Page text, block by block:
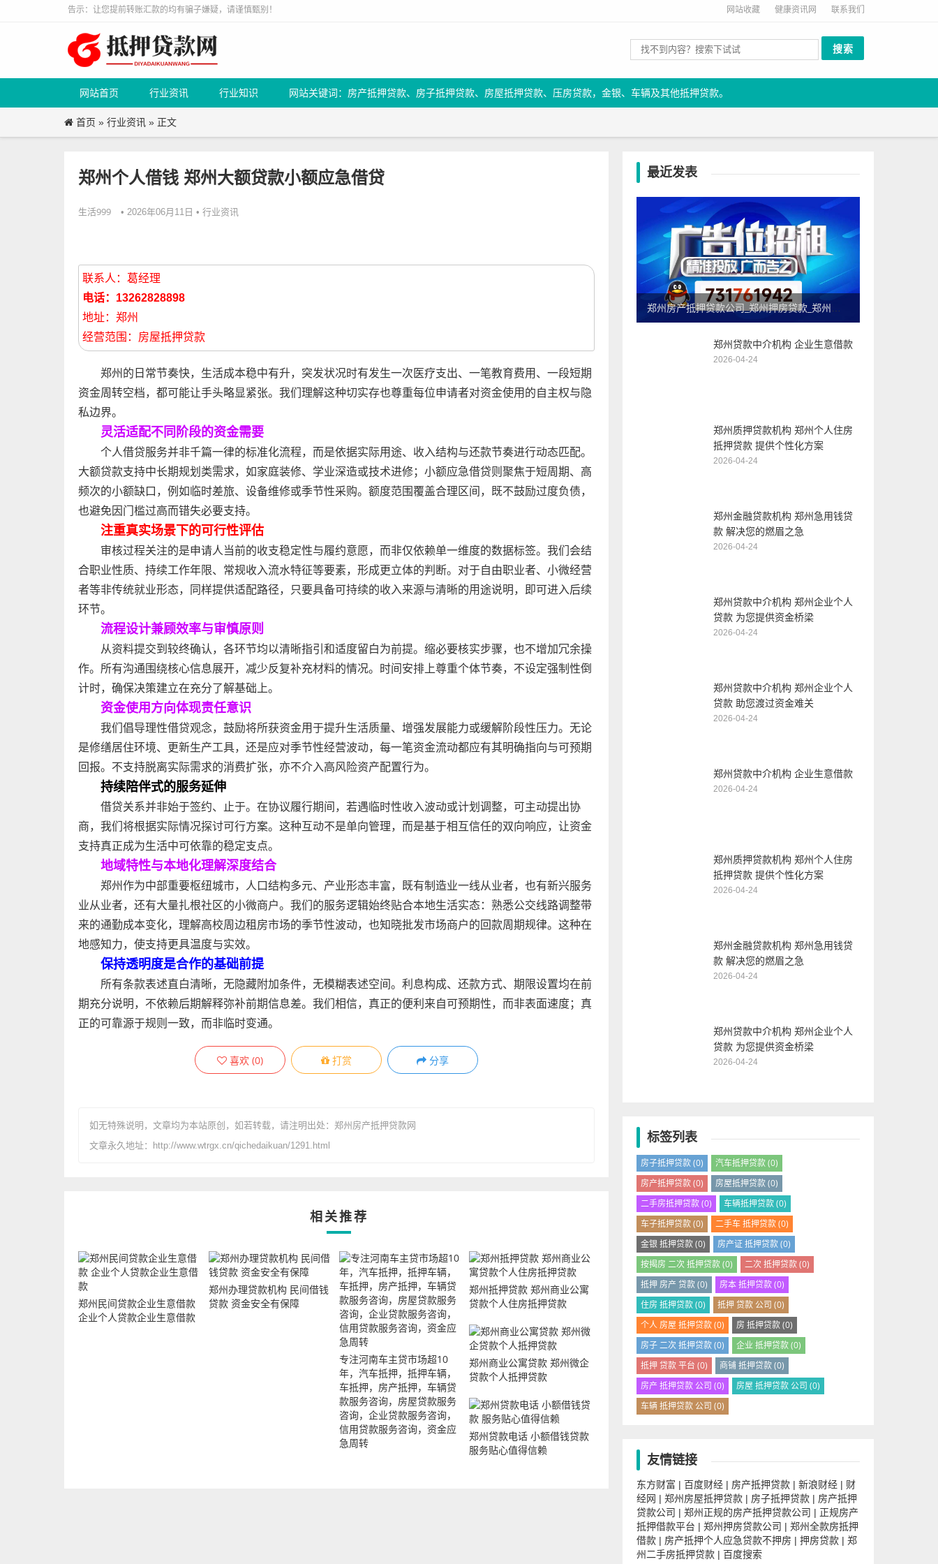
告示：让您提前转账汇款的均有骗子嫌疑，请谨慎甄别！ 网站收藏 健康资讯网 联系我们
网站首页 行业资讯 行业知识 网站关键词：房产抵押贷款、房子抵押贷款、房屋抵押贷款、压房贷款，金银、车辆及其他抵押贷款。
首页 » 行业资讯 » 正文
郑州个人借钱 郑州大额贷款小额应急借贷
生活999 • 2026年06月11日 • 行业资讯
联系人：葛经理
电话：13262828898
地址：郑州
经营范围：房屋抵押贷款
郑州的日常节奏快，生活成本稳中有升，突发状况时有发生一次医疗支出、一笔教育费用、一段短期
资金周转空档，都可能让手头略显紧张。我们理解这种切实存也尊重每位申请者对资金使用的自主权与隐
私边界。
灵活适配不同阶段的资金需要
个人借贷服务并非千篇一律的标准化流程，而是依据实际用途、收入结构与还款节奏进行动态匹配。
大额贷款支持中长期规划类需求，如家庭装修、学业深造或技术进修；小额应急借贷则聚焦于短周期、高
频次的小额缺口，例如临时差旅、设备维修或季节性采购。额度范围覆盖合理区间，既不鼓励过度负债，
也避免因门槛过高而错失必要支持。
注重真实场景下的可行性评估
审核过程关注的是申请人当前的收支稳定性与履约意愿，而非仅依赖单一维度的数据标签。我们会结
合职业性质、持续工作年限、常规收入流水特征等要素，形成更立体的判断。对于自由职业者、小微经营
者等非传统就业形态，同样提供适配路径，只要具备可持续的收入来源与清晰的用途说明，即可进入后续
环节。
流程设计兼顾效率与审慎原则
从资料提交到较终确认，各环节均以清晰指引和适度留白为前提。缩必要核实步骤，也不增加冗余操
作。所有沟通围绕核心信息展开，减少反复补充材料的情况。时间安排上尊重个体节奏，不设定强制性倒
计时，确保决策建立在充分了解基础上。
资金使用方向体现责任意识
我们倡导理性借贷观念，鼓励将所获资金用于提升生活质量、增强发展能力或缓解阶段性压力。无论
是修缮居住环境、更新生产工具，还是应对季节性经营波动，每一笔资金流动都应有其明确指向与可预期
回报。不支持脱离实际需求的消费扩张，亦不介入高风险资产配置行为。
持续陪伴式的服务延伸
借贷关系并非始于签约、止于。在协议履行期间，若遇临时性收入波动或计划调整，可主动提出协
商，我们将根据实际情况探讨可行方案。这种互动不是单向管理，而是基于相互信任的双向响应，让资金
支持真正成为生活中可依靠的稳定支点。
地域特性与本地化理解深度结合
郑州作为中部重要枢纽城市，人口结构多元、产业形态丰富，既有制造业一线从业者，也有新兴服务
业从业者，还有大量扎根社区的小微商户。我们的服务逻辑始终贴合本地生活实态：熟悉公交线路调整带
来的通勤成本变化，理解高校周边租房市场的季节性波动，也知晓批发市场商户的回款周期规律。这种在
地感知力，使支持更具温度与实效。
保持透明度是合作的基础前提
所有条款表述直白清晰，无隐藏附加条件，无模糊表述空间。利息构成、还款方式、期限设置均在前
期充分说明，不依赖后期解释弥补前期信息差。我们相信，真正的便利来自可预期性，而非表面速度；真
正的可靠源于规则一致，而非临时变通。
喜欢 (0) 打赏 分享
如无特殊说明，文章均为本站原创 ，如若转载，请注明出处： 郑州房产抵押贷款网
文章永久地址：http://www.wtrgx.cn/qichedaikuan/1291.html
相关推荐
郑州民间贷款企业生意借款
企业个人贷款企业生意借款
郑州办理贷款机构 民间借钱
贷款 资金安全有保障
专注河南车主贷市场超10
年，汽车抵押，抵押车辆，
车抵押，房产抵押，车辆贷
款服务咨询，房屋贷款服务
咨询，企业贷款服务咨询，
信用贷款服务咨询，资金应
急周转
郑州抵押贷款 郑州商业公寓
贷款个人住房抵押贷款
郑州商业公寓贷款 郑州微企
贷款个人抵押贷款
郑州贷款电话 小额借钱贷款
服务贴心值得信赖
最近发表
郑州贷款中介机构 企业生意借款
2026-04-24
郑州质押贷款机构 郑州个人住房
抵押贷款 提供个性化方案
2026-04-24
郑州金融贷款机构 郑州急用钱贷
款 解决您的燃眉之急
2026-04-24
郑州贷款中介机构 郑州企业个人
贷款 为您提供资金桥梁
2026-04-24
郑州贷款中介机构 郑州企业个人
贷款 助您渡过资金难关
2026-04-24
郑州贷款中介机构 企业生意借款
2026-04-24
郑州质押贷款机构 郑州个人住房
抵押贷款 提供个性化方案
2026-04-24
郑州金融贷款机构 郑州急用钱贷
款 解决您的燃眉之急
2026-04-24
郑州贷款中介机构 郑州企业个人
贷款 为您提供资金桥梁
2026-04-24
标签列表
房子抵押贷款(0) 汽车抵押贷款(0)
房产抵押贷款(0) 房屋抵押贷款(0)
二手房抵押贷款(0) 车辆抵押贷款(0)
车子抵押贷款(0) 二手车 抵押贷款(0)
金银 抵押贷款(0) 房产证 抵押贷款(0)
按揭房 二次 抵押贷款(0) 二次 抵押贷款(0)
抵押 房产 贷款(0) 房本 抵押贷款(0)
住房 抵押贷款(0) 抵押 贷款 公司 (0)
个人 房屋 抵押贷款(0) 房 抵押贷款(0)
房子 二次 抵押贷款(0) 企业 抵押贷款(0)
抵押 贷款 平台 (0) 商铺 抵押贷款(0)
房产 抵押贷款 公司 (0) 房屋 抵押贷款 公司 (0)
车辆 抵押贷款 公司 (0)
友情链接
东方财富 | 百度财经 | 房产抵押贷款 | 新浪财经 | 财
经网 | 郑州房屋抵押贷款 | 房子抵押贷款 | 房产抵押
贷款公司 | 郑州正规的房产抵押贷款公司 | 正规房产
抵押借款平台 | 郑州押房贷款公司 | 郑州全款房抵押
借款 | 房产抵押个人应急贷款不押房 | 押房贷款 | 郑
州二手房抵押贷款 | 百度搜索